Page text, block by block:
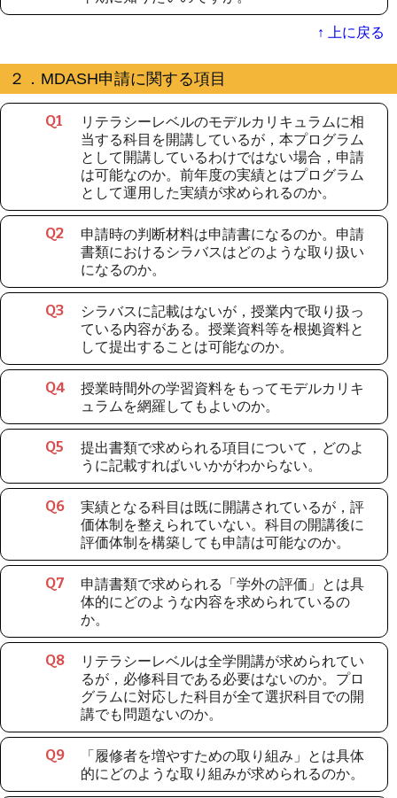
↑ 上に戻る
２．MDASH申請に関する項目
Q1
リテラシーレベルのモデルカリキュラムに相
当する科目を開講しているが，本プログラム
として開講しているわけではない場合，申請
は可能なのか。前年度の実績とはプログラム
として運用した実績が求められるのか。
Q2
申請時の判断材料は申請書になるのか。申請
書類におけるシラバスはどのような取り扱い
になるのか。
Q3
シラバスに記載はないが，授業内で取り扱っ
ている内容がある。授業資料等を根拠資料と
して提出することは可能なのか。
Q4
授業時間外の学習資料をもってモデルカリキ
ュラムを網羅してもよいのか。
Q5
提出書類で求められる項目について，どのよ
うに記載すればいいかがわからない。
Q6
実績となる科目は既に開講されているが，評
価体制を整えられていない。科目の開講後に
評価体制を構築しても申請は可能なのか。
Q7
申請書類で求められる「学外の評価」とは具
体的にどのような内容を求められているの
か。
Q8
リテラシーレベルは全学開講が求められてい
るが，必修科目である必要はないのか。プロ
グラムに対応した科目が全て選択科目での開
講でも問題ないのか。
Q9
「履修者を増やすための取り組み」とは具体
的にどのような取り組みが求められるのか。